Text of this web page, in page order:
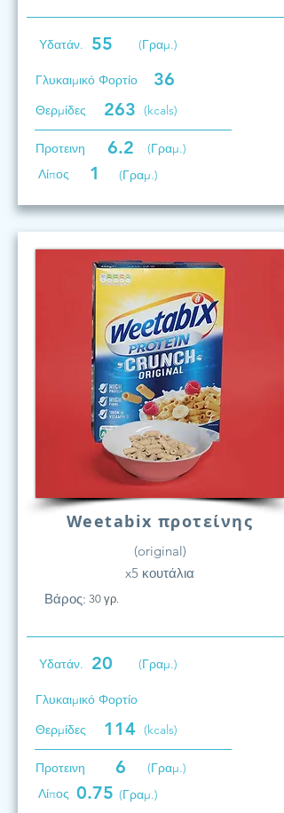
Υδατάν. 55 (Γραμ.)
Γλυκαιμικό Φορτίο 36
Θερμίδες 263 (kcals)
Προτεινη 6.2
(Γραμ.)
Λίπος
1 (Γραμ.)
Weetabix προτείνης
(original)
x5 κουτάλια
Βάρος: 30 γρ.
Υδατάν. 20 (Γραμ.)
Γλυκαιμικό Φορτίο
Θερμίδες
114 (kcals)
Προτεινη 6
(Γραμ.)
Λίπος 0.75 (Γραμ.)